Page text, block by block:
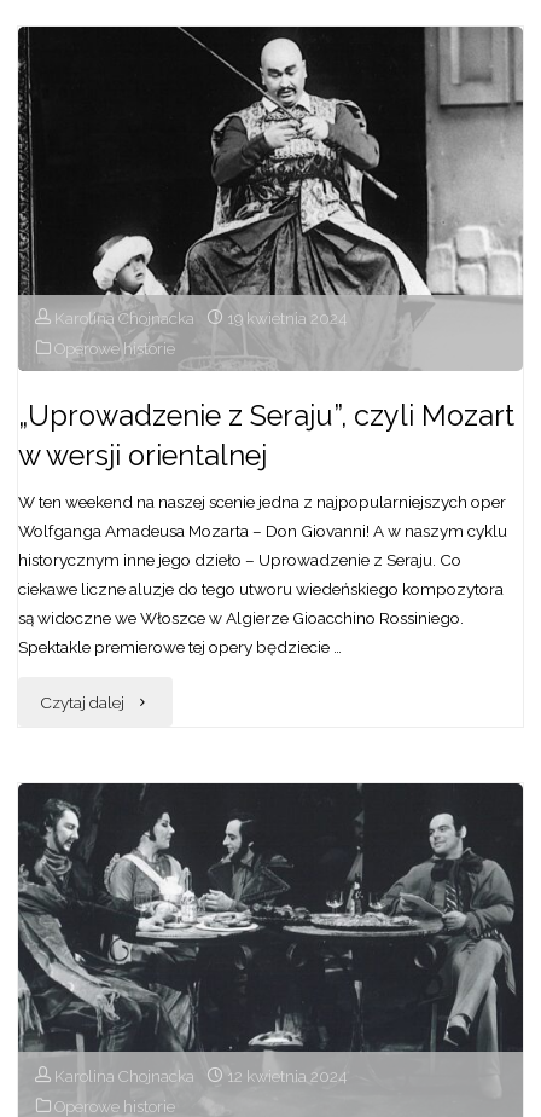
razem
na
scenie
Wrocławskiej"
Karolina Chojnacka
19 kwietnia 2024
Operowe historie
„Uprowadzenie z Seraju”, czyli Mozart
w wersji orientalnej
W ten weekend na naszej scenie jedna z najpopularniejszych oper
Wolfganga Amadeusa Mozarta – Don Giovanni! A w naszym cyklu
historycznym inne jego dzieło – Uprowadzenie z Seraju. Co
ciekawe liczne aluzje do tego utworu wiedeńskiego kompozytora
są widoczne we Włoszce w Algierze Gioacchino Rossiniego.
Spektakle premierowe tej opery będziecie …
Czytaj dalej "„Uprowadzenie
Seraju”,
czyli
Mozart
w
wersji
orientalnej"
Karolina Chojnacka
12 kwietnia 2024
Operowe historie